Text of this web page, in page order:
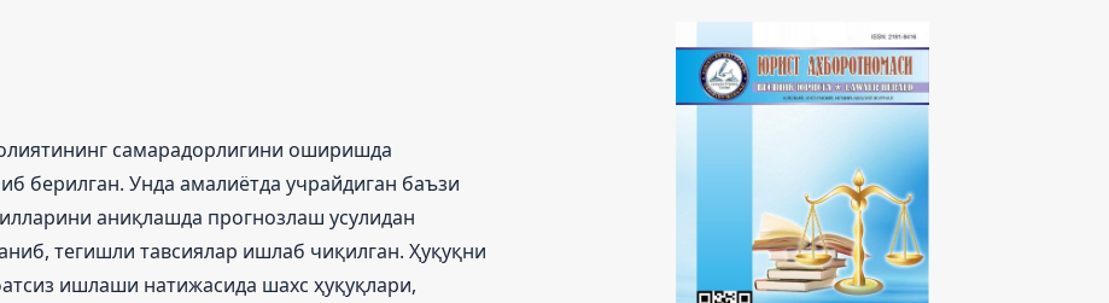
самарадорлигини оширишда
берилган. Унда амалиётда учрайдиган баъзи
аниқлашда прогнозлаш усулидан
тегишли тавсиялар ишлаб чиқилган. Ҳуқуқни
ишлаши натижасида шахс ҳуқуқлари,